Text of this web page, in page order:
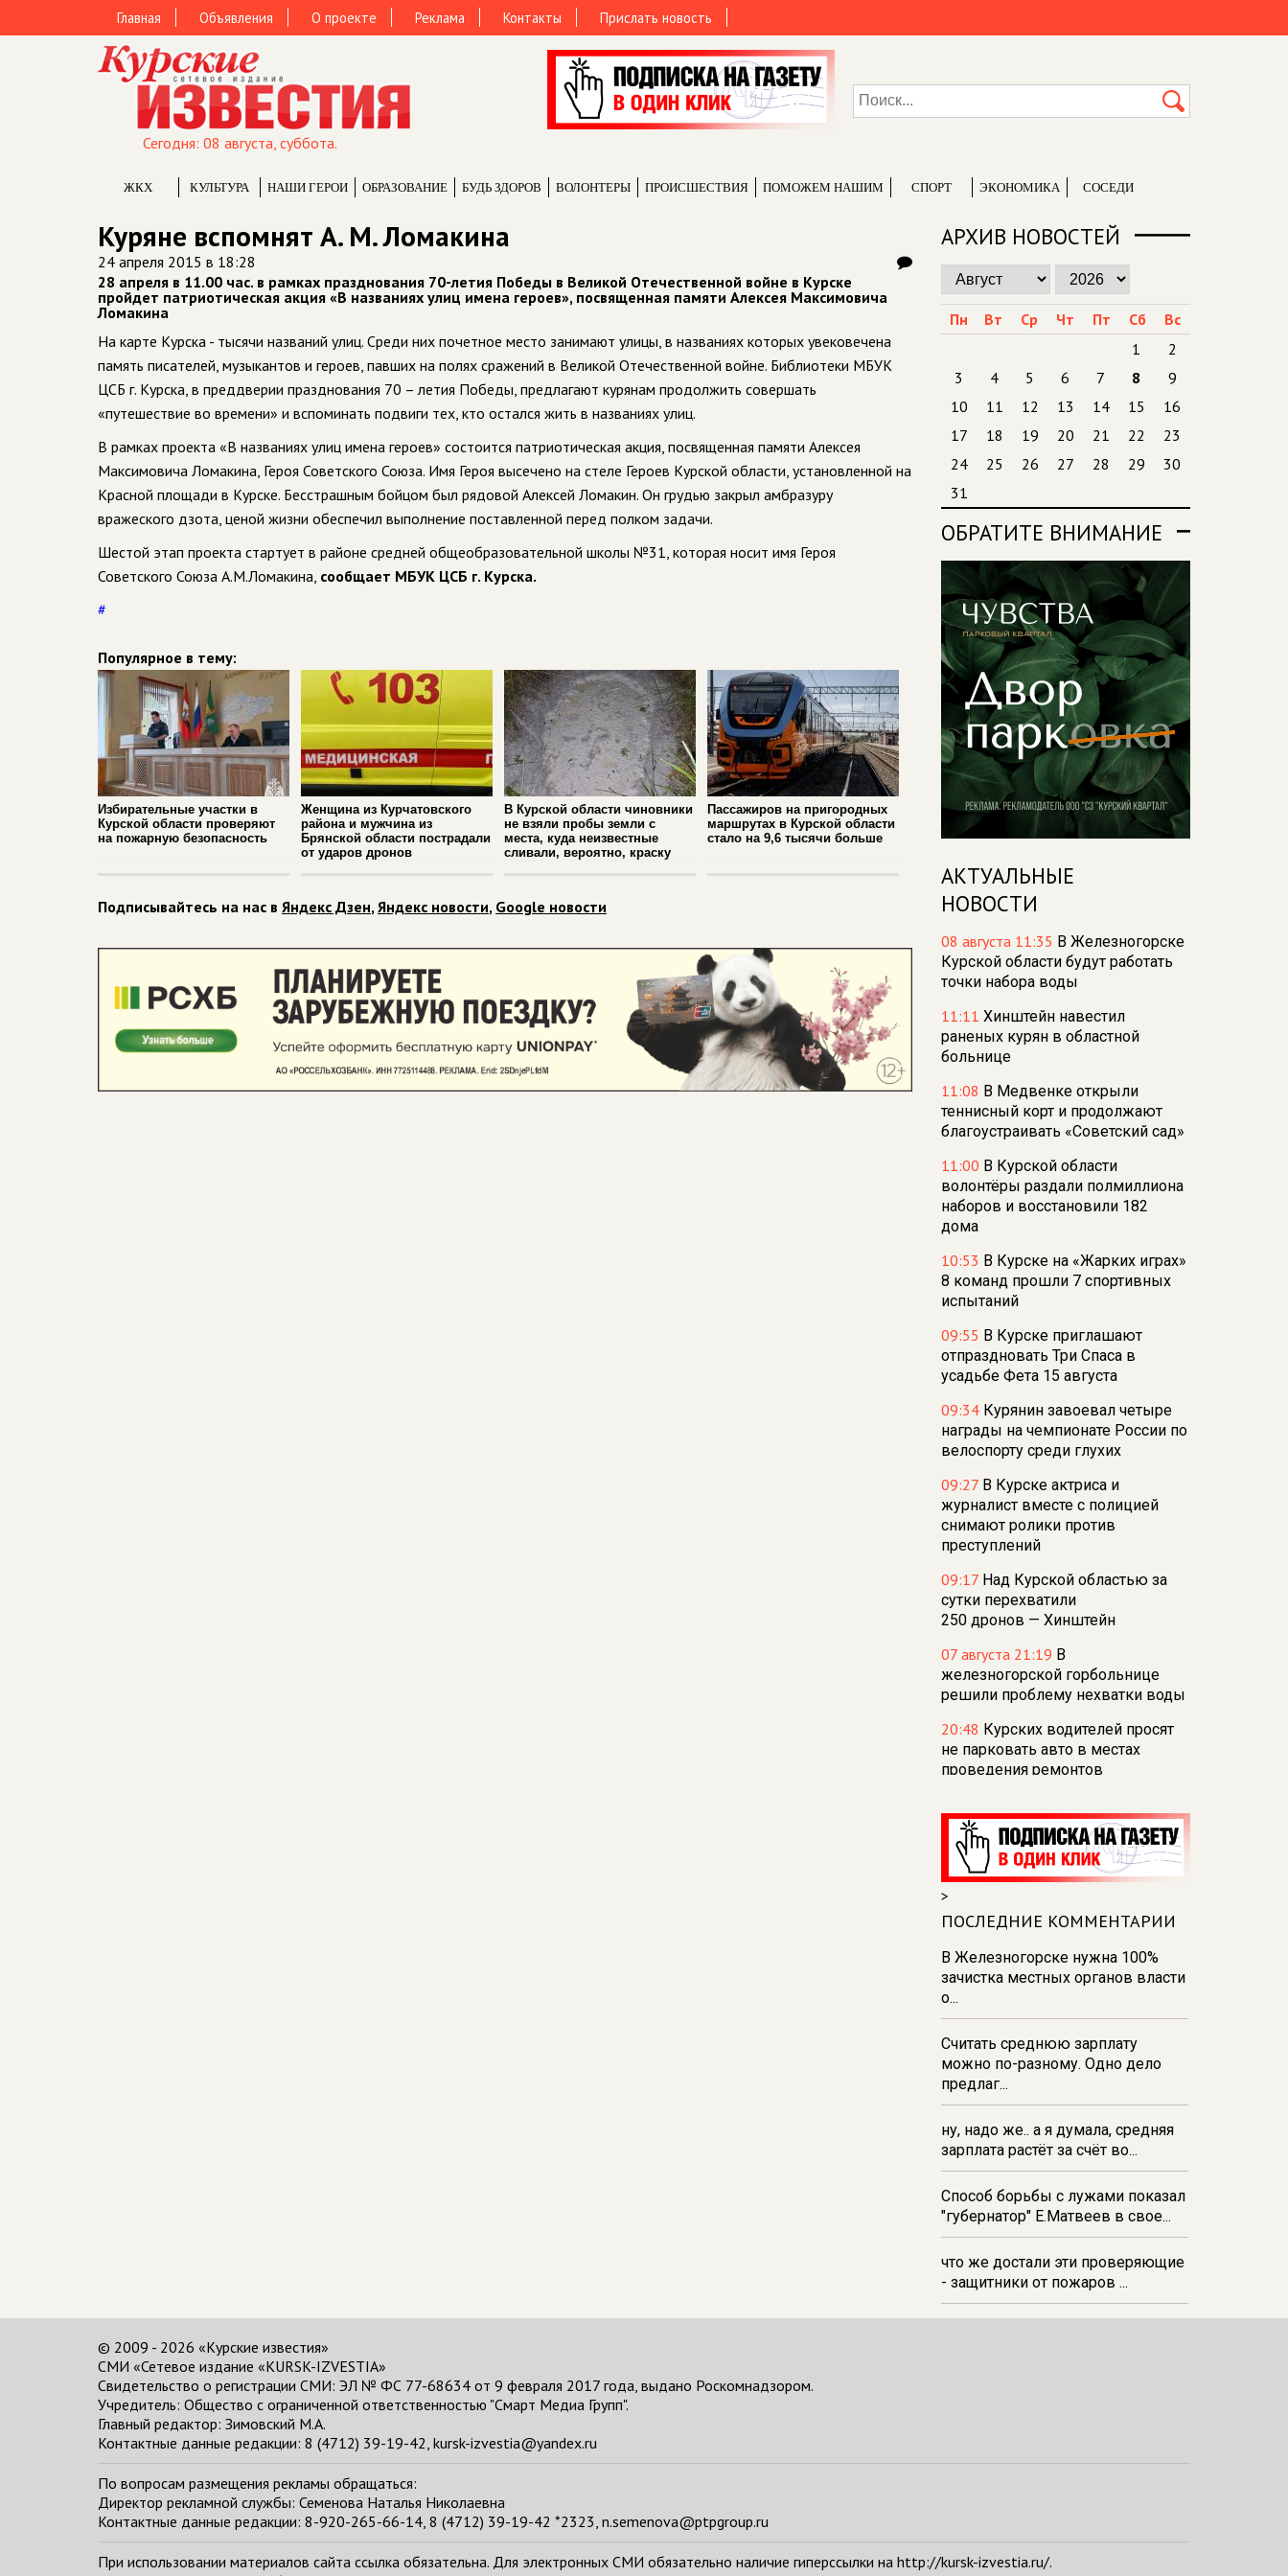
Главная Объявления О проекте Реклама Контакты Прислать новость
Сегодня: 08 августа, суббота.
ЖКХ КУЛЬТУРА НАШИ ГЕРОИ ОБРАЗОВАНИЕ БУДЬ ЗДОРОВ ВОЛОНТЕРЫ ПРОИCШЕСТВИЯ ПОМОЖЕМ НАШИМ СПОРТ ЭКОНОМИКА СОСЕДИ
Куряне вспомнят А. М. Ломакина
24 апреля 2015 в 18:28
28 апреля в 11.00 час. в рамках празднования 70-летия Победы в Великой Отечественной войне в Курске
пройдет патриотическая акция «В названиях улиц имена героев», посвященная памяти Алексея Максимовича
Ломакина
На карте Курска - тысячи названий улиц. Среди них почетное место занимают улицы, в названиях которых увековечена
память писателей, музыкантов и героев, павших на полях сражений в Великой Отечественной войне. Библиотеки МБУК
ЦСБ г. Курска, в преддверии празднования 70 – летия Победы, предлагают курянам продолжить совершать
«путешествие во времени» и вспоминать подвиги тех, кто остался жить в названиях улиц.
В рамках проекта «В названиях улиц имена героев» состоится патриотическая акция, посвященная памяти Алексея
Максимовича Ломакина, Героя Советского Союза. Имя Героя высечено на стеле Героев Курской области, установленной на
Красной площади в Курске. Бесстрашным бойцом был рядовой Алексей Ломакин. Он грудью закрыл амбразуру
вражеского дзота, ценой жизни обеспечил выполнение поставленной перед полком задачи.
Шестой этап проекта стартует в районе средней общеобразовательной школы №31, которая носит имя Героя
Советского Союза А.М.Ломакина, сообщает МБУК ЦСБ г. Курска.
#
Популярное в тему:
Избирательные участки в
Курской области проверяют
на пожарную безопасность
Женщина из Курчатовского
района и мужчина из
Брянской области пострадали
от ударов дронов
В Курской области чиновники
не взяли пробы земли с
места, куда неизвестные
сливали, вероятно, краску
Пассажиров на пригородных
маршрутах в Курской области
стало на 9,6 тысячи больше
Подписывайтесь на нас в Яндекс Дзен,Яндекс новости, Google новости
АРХИВ НОВОСТЕЙ
Пн Вт Ср Чт Пт Сб
Вс
1
2
3
4 5 6 7 8
9
10
11 12 13 14 15
16
17
18 19 20 21 22
23
24
25 26 27 28 29
30
31
ОБРАТИТЕ ВНИМАНИЕ
АКТУАЛЬНЫЕ
НОВОСТИ
08 августа 11:35 В Железногорске
Курской области будут работать
точки набора воды
11:11 Хинштейн навестил
раненых курян в областной
больнице
11:08 В Медвенке открыли
теннисный корт и продолжают
благоустраивать «Советский сад»
11:00 В Курской области
волонтёры раздали полмиллиона
наборов и восстановили 182
дома
10:53 В Курске на «Жарких играх»
8 команд прошли 7 спортивных
испытаний
09:55 В Курске приглашают
отпраздновать Три Спаса в
усадьбе Фета 15 августа
09:34 Курянин завоевал четыре
награды на чемпионате России по
велоспорту среди глухих
09:27 В Курске актриса и
журналист вместе с полицией
снимают ролики против
преступлений
09:17 Над Курской областью за
сутки перехватили
250 дронов — Хинштейн
07 августа 21:19 В
железногорской горбольнице
решили проблему нехватки воды
20:48 Курских водителей просят
не парковать авто в местах
проведения ремонтов
предупреждает о грозах и
сильных порывах ветра 8 августа
16:47В Курске отметили 70-летие
Дня строителя
16:36Прокуратура держит на
контроле ситуацию с
водоснабжением в
Железногорске
продолжает искать источник
неприятного запаха
>
ПОСЛЕДНИЕ КОММЕНТАРИИ
В Железногорске нужна 100%
зачистка местных органов власти
о...
Считать среднюю зарплату
можно по-разному. Одно дело
предлаг...
ну, надо же.. а я думала, средняя
зарплата растёт за счёт во...
Способ борьбы с лужами показал
"губернатор" Е.Матвеев в свое...
что же достали эти проверяющие
- защитники от пожаров ...
© 2009 - 2026 «Курские известия»
СМИ «Сетевое издание «KURSK-IZVESTIA»
Свидетельство о регистрации СМИ: ЭЛ № ФС 77-68634 от 9 февраля 2017 года, выдано Роскомнадзором.
Учредитель: Общество с ограниченной ответственностью "Смарт Медиа Групп".
Главный редактор: Зимовский М.А.
Контактные данные редакции: 8 (4712) 39-19-42, kursk-izvestia@yandex.ru
По вопросам размещения рекламы обращаться:
Директор рекламной службы: Семенова Наталья Николаевна
Контактные данные редакции: 8-920-265-66-14, 8 (4712) 39-19-42 *2323, n.semenova@ptpgroup.ru
При использовании материалов сайта ссылка обязательна. Для электронных СМИ обязательно наличие гиперссылки на http://kursk-izvestia.ru/.